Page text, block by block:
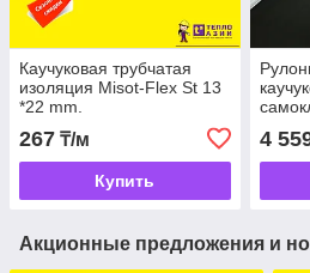
Каучуковая трубчатая
изоляция Misot-Flex St 13
*22 mm.
267 ₸/м
Купить
4
Акционные предложения и